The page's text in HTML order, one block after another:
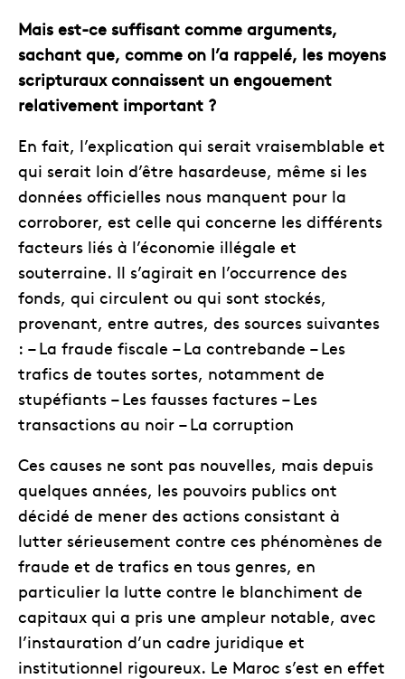
Mais est-ce suffisant comme arguments,
sachant que, comme on l’a rappelé, les moyens
scripturaux connaissent un engouement
relativement important ?
En fait, l’explication qui serait vraisemblable et
qui serait loin d’être hasardeuse, même si les
données officielles nous manquent pour la
corroborer, est celle qui concerne les différents
facteurs liés à l’économie illégale et
souterraine. Il s’agirait en l’occurrence des
fonds, qui circulent ou qui sont stockés,
provenant, entre autres, des sources suivantes
: – La fraude fiscale – La contrebande – Les
trafics de toutes sortes, notamment de
stupéfiants – Les fausses factures – Les
transactions au noir – La corruption
Ces causes ne sont pas nouvelles, mais depuis
quelques années, les pouvoirs publics ont
décidé de mener des actions consistant à
lutter sérieusement contre ces phénomènes de
fraude et de trafics en tous genres, en
particulier la lutte contre le blanchiment de
capitaux qui a pris une ampleur notable, avec
l’instauration d’un cadre juridique et
institutionnel rigoureux. Le Maroc s’est en effet